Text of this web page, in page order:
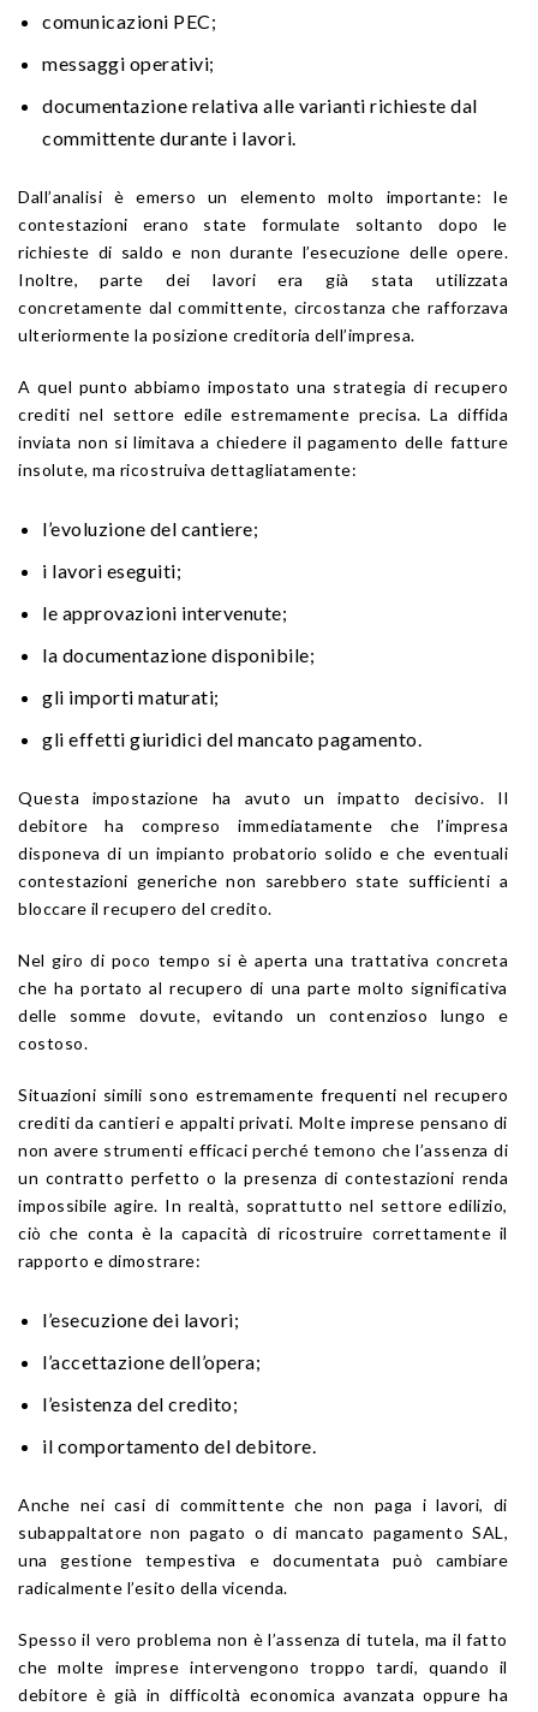
comunicazioni PEC;
messaggi operativi;
documentazione relativa alle varianti richieste dal
committente durante i lavori.
Dall’analisi è emerso un elemento molto importante: le
contestazioni erano state formulate soltanto dopo le
richieste di saldo e non durante l’esecuzione delle opere.
Inoltre, parte dei lavori era già stata utilizzata
concretamente dal committente, circostanza che rafforzava
ulteriormente la posizione creditoria dell’impresa.
A quel punto abbiamo impostato una strategia di recupero
crediti nel settore edile estremamente precisa. La diffida
inviata non si limitava a chiedere il pagamento delle fatture
insolute, ma ricostruiva dettagliatamente:
l’evoluzione del cantiere;
i lavori eseguiti;
le approvazioni intervenute;
la documentazione disponibile;
gli importi maturati;
gli effetti giuridici del mancato pagamento.
Questa impostazione ha avuto un impatto decisivo. Il
debitore ha compreso immediatamente che l’impresa
disponeva di un impianto probatorio solido e che eventuali
contestazioni generiche non sarebbero state sufficienti a
bloccare il recupero del credito.
Nel giro di poco tempo si è aperta una trattativa concreta
che ha portato al recupero di una parte molto significativa
delle somme dovute, evitando un contenzioso lungo e
costoso.
Situazioni simili sono estremamente frequenti nel recupero
crediti da cantieri e appalti privati. Molte imprese pensano di
non avere strumenti efficaci perché temono che l’assenza di
un contratto perfetto o la presenza di contestazioni renda
impossibile agire. In realtà, soprattutto nel settore edilizio,
ciò che conta è la capacità di ricostruire correttamente il
rapporto e dimostrare:
l’esecuzione dei lavori;
l’accettazione dell’opera;
l’esistenza del credito;
il comportamento del debitore.
Anche nei casi di committente che non paga i lavori, di
subappaltatore non pagato o di mancato pagamento SAL,
una gestione tempestiva e documentata può cambiare
radicalmente l’esito della vicenda.
Spesso il vero problema non è l’assenza di tutela, ma il fatto
che molte imprese intervengono troppo tardi, quando il
debitore è già in difficoltà economica avanzata oppure ha